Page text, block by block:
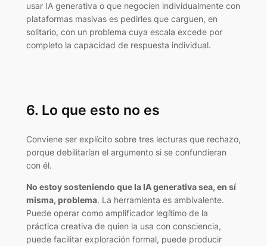
usar IA generativa o que negocien individualmente con
plataformas masivas es pedirles que carguen, en
solitario, con un problema cuya escala excede por
completo la capacidad de respuesta individual.
6. Lo que esto no es
Conviene ser explícito sobre tres lecturas que rechazo,
porque debilitarían el argumento si se confundieran
con él.
No estoy sosteniendo que la IA generativa sea, en sí
misma, problema. La herramienta es ambivalente.
Puede operar como amplificador legítimo de la
práctica creativa de quien la usa con consciencia,
puede facilitar exploración formal, puede producir